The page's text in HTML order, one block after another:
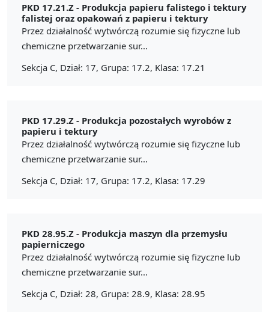
PKD 17.21.Z - Produkcja papieru falistego i tektury
falistej oraz opakowań z papieru i tektury
Przez działalność wytwórczą rozumie się fizyczne lub
chemiczne przetwarzanie sur...
Sekcja C, Dział: 17, Grupa: 17.2, Klasa: 17.21
PKD 17.29.Z - Produkcja pozostałych wyrobów z
papieru i tektury
Przez działalność wytwórczą rozumie się fizyczne lub
chemiczne przetwarzanie sur...
Sekcja C, Dział: 17, Grupa: 17.2, Klasa: 17.29
PKD 28.95.Z - Produkcja maszyn dla przemysłu
papierniczego
Przez działalność wytwórczą rozumie się fizyczne lub
chemiczne przetwarzanie sur...
Sekcja C, Dział: 28, Grupa: 28.9, Klasa: 28.95